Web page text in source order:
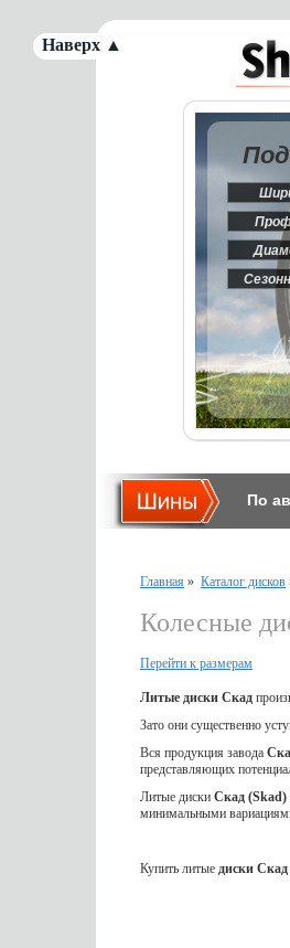
По
Главная » Каталог дисков
Колесные
Перейти к размерам
Литые диски Скад
Зато они существенно
Вся продукция завода
представляющих
Литые диски Скад (Skad)
минимальными
Купить литые диски Скад
Наверх ▲